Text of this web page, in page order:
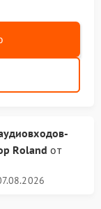
Roland от